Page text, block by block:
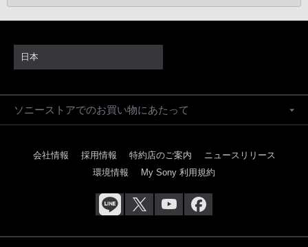
日本
ソニーストアでのお買い物にあたって
会社情報 採用情報 特約店のご案内
ニュースリリース
環境情報
My Sony 利用規約